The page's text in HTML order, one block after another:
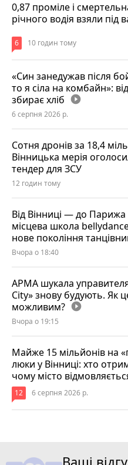
0,87 проміле і
річного водія взяли під
6 10 годин тому
«Син занедужав після
то я сіла на комбайн»:
збирає хліб play_circle_filled
6 серпня 2026 р.
Сотня дронів за 18,4
Вінницька мерія
тендер для ЗСУ
12 годин тому
Від Вінниці — до
місцева школа
нове покоління
Вчора о 18:40
АРМА шукала
City» знову будують. Як
можливим? play_circle_filled
Вчора о 19:15
Майже 15 мільйонів на
люки у Вінниці: хто
чому місто
12 6 серпня 2026 р.